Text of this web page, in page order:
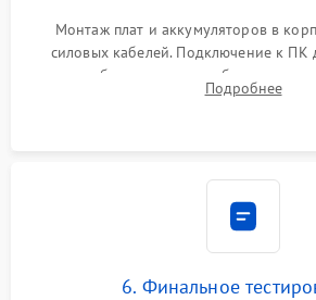
Монтаж плат и аккумуляторов в
силовых кабелей. Подключение к ПК
калибровки констант батареи,
срабатывания AVR и сброса
Подробнее
6. Финальное